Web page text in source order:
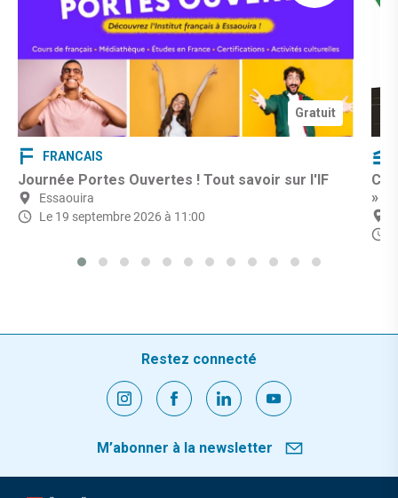
Gratuit
FRANCAIS
Journée Portes Ouvertes ! Tout savoir sur l'IF
Essaouira
Le 19 septembre 2026 à 11:00
»
Restez connecté
M’abonner à la newsletter